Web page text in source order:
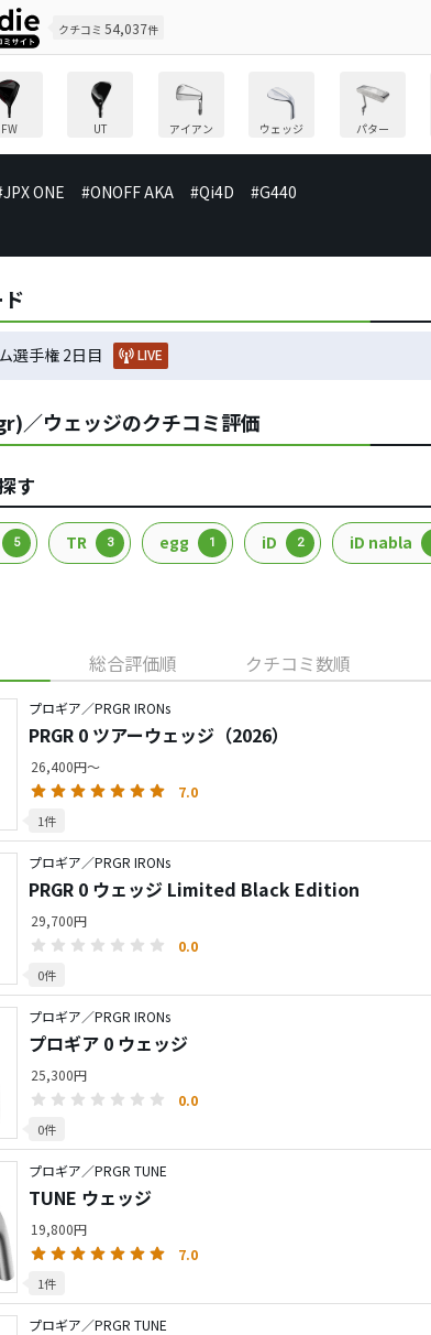
クチコミ 54,037件
FW UT アイアン ウェッジ パター
ONE #ONOFF AKA #Qi4D #G440
選手権 2日目 LIVE
／ウェッジのクチコミ評価
す
5 TR 3 egg 1 iD 2 iD nabla
総合評価順 クチコミ数順
プロギア／PRGR IRONs
PRGR 0 ツアーウェッジ（2026）
26,400円～
7.0
1件
プロギア／PRGR IRONs
PRGR 0 ウェッジ Limited Black Edition
29,700円
0.0
0件
プロギア／PRGR IRONs
プロギア 0 ウェッジ
25,300円
0.0
0件
プロギア／PRGR TUNE
TUNE ウェッジ
19,800円
7.0
1件
プロギア／PRGR TUNE